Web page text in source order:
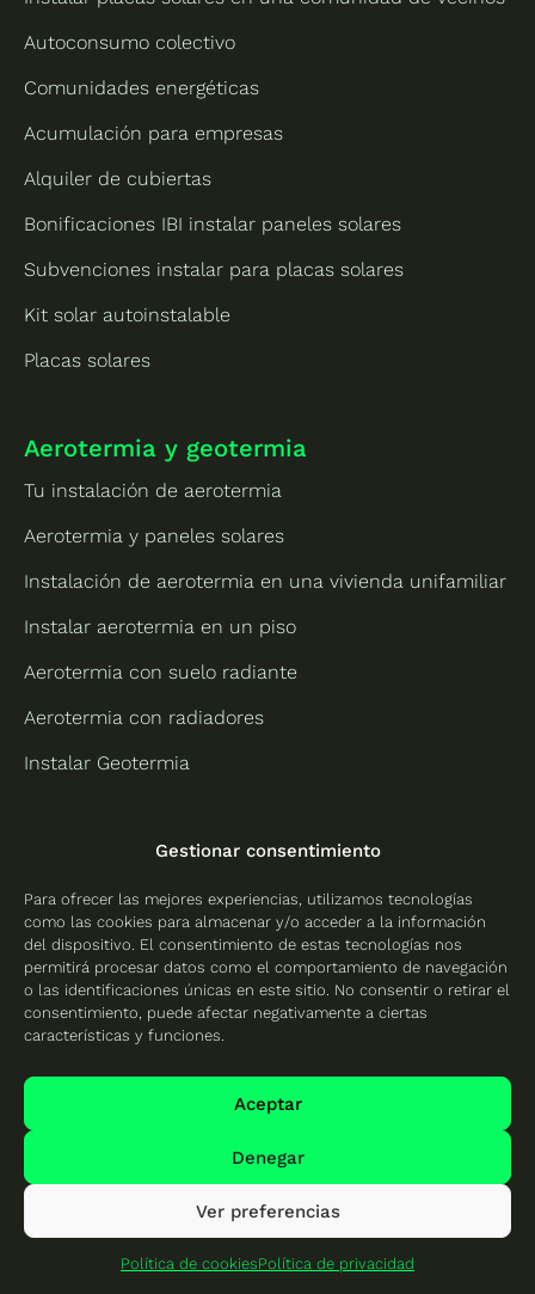
Gestionar consentimiento
Para ofrecer las mejores experiencias, utilizamos tecnologías
como las cookies para almacenar y/o acceder a la información
del dispositivo. El consentimiento de estas tecnologías nos
permitirá procesar datos como el comportamiento de navegación
o las identificaciones únicas en este sitio. No consentir o retirar el
consentimiento, puede afectar negativamente a ciertas
características y funciones.
Aceptar
Denegar
Ver preferencias
Política de cookiesPolítica de privacidad
Autoconsumo colectivo
Comunidades energéticas
Acumulación para empresas
Alquiler de cubiertas
Bonificaciones IBI instalar paneles solares
Subvenciones instalar para placas solares
Kit solar autoinstalable
Placas solares
Aerotermia y geotermia
Tu instalación de aerotermia
Aerotermia y paneles solares
Instalación de aerotermia en una vivienda unifamiliar
Instalar aerotermia en un piso
Aerotermia con suelo radiante
Aerotermia con radiadores
Instalar Geotermia
Delegaciones y oficinas
Andalucía
Placas solares en Sevilla
Placas solares en Cádiz
Córdoba
Placas solares en Almería
Granada
Placas solares en Huelva
Placas solares en Jaén
Aragón
Placas solares en
Zaragoza